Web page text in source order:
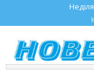
content